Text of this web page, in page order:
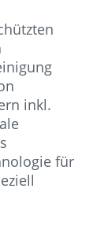
inkl.
für